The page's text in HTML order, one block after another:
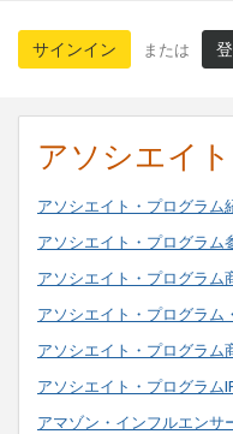
サインイン または
アソシエイ
アソシエイト・プログラム
アソシエイト・プログラム
アソシエイト・プログラム
アソシエイト・プログラム
アソシエイト・プログラム
アソシエイト・プログラム
アマゾン・インフルエンサ